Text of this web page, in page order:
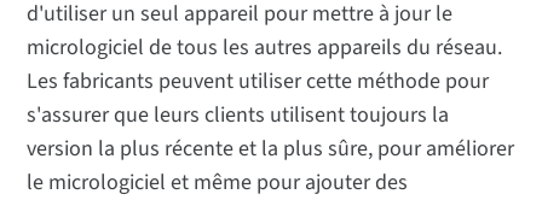
d'utiliser un seul appareil pour mettre à jour le
micrologiciel de tous les autres appareils du réseau.
Les fabricants peuvent utiliser cette méthode pour
s'assurer que leurs clients utilisent toujours la
version la plus récente et la plus sûre, pour améliorer
le micrologiciel et même pour ajouter des